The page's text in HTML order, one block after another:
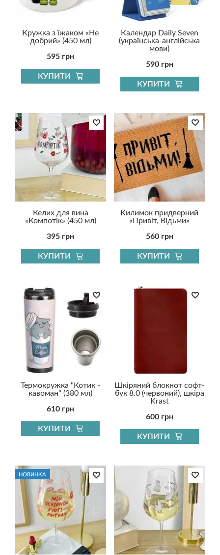
Кружка з їжаком «Не
добрий» (450 мл)
595 грн
КУПИТИ
Календар Daily Seven
(українська-англійська
мови)
590 грн
КУПИТИ
Келих для вина
«Компотік» (450 мл)
395 грн
КУПИТИ
Килимок придверний
«Привіт, Відьми»
560 грн
КУПИТИ
Термокружка "Котик -
кавоман" (380 мл)
610 грн
КУПИТИ
Шкіряний блокнот софт-
бук 8.0 (червоний), шкіра
Krast
600 грн
КУПИТИ
НОВИНКА